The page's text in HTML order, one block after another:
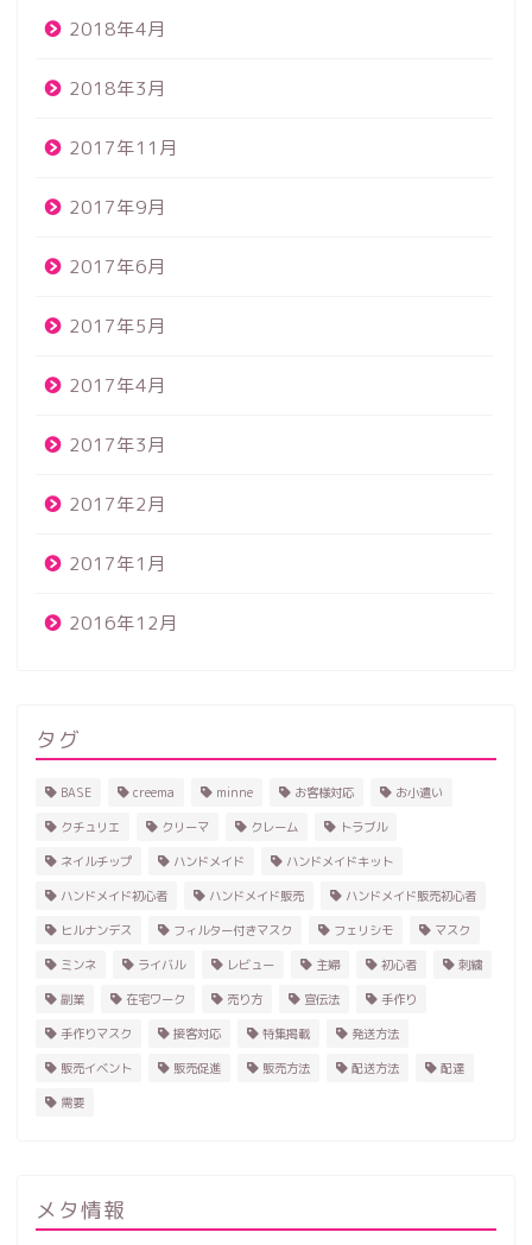
2018年4月
2018年3月
2017年11月
2017年9月
2017年6月
2017年5月
2017年4月
2017年3月
2017年2月
2017年1月
2016年12月
タグ
BASE creema minne お客様対応 お小遣い
クチュリエ クリーマ クレーム トラブル
ネイルチップ ハンドメイド ハンドメイドキット
ハンドメイド初心者 ハンドメイド販売 ハンドメイド販売初心者
ヒルナンデス フィルター付きマスク フェリシモ マスク
ミンネ ライバル レビュー 主婦 初心者 刺繍
副業 在宅ワーク 売り方 宣伝法 手作り
手作りマスク 接客対応 特集掲載 発送方法
販売イベント 販売促進 販売方法 配送方法 配達
需要
メタ情報